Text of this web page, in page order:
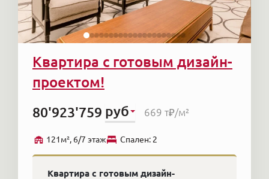
Квартира с готовым дизайн-
проектом!
80'923'759 руб 669 т₽/м²
121м², 6/7 этаж Cпален: 2
Квартира с готовым дизайн-